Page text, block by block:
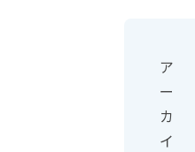
ア
ー
カ
イ